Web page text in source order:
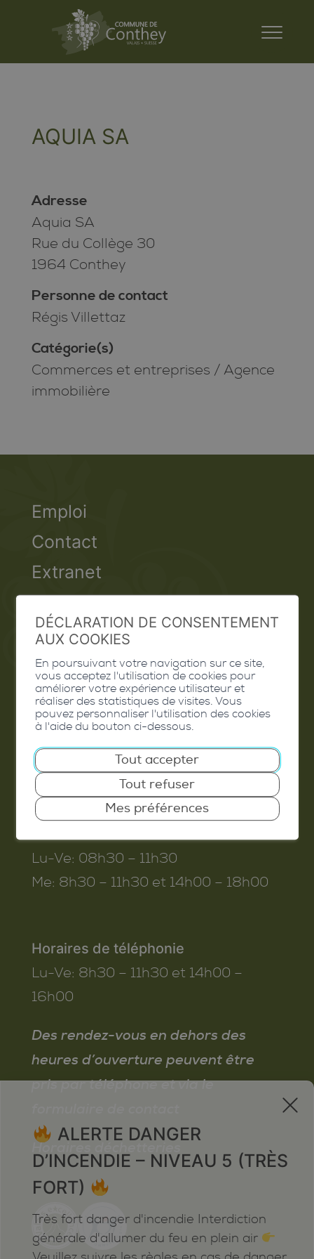
AQUIA SA
Adresse
Aquia SA
Rue du Collège 30
1964 Conthey
Personne de contact
Régis Villettaz
Catégorie(s)
Commerces et entreprises / Agence
immobilière
Emploi
Contact
Extranet
Valais Excellence
Commune de Conthey
Route de Savoie 54
1975 St-Séverin
T. 027 345 45 45
info@conthey.ch
Lu-Ve: 08h30 – 11h30
Me: 8h30 – 11h30 et 14h00 – 18h00
Horaires de téléphonie
Lu-Ve: 8h30 – 11h30 et 14h00 –
16h00
Des rendez-vous en dehors des
heures d’ouverture peuvent être
pris par téléphone et via le
Horaires déchetteries
x
ALERTE DANGER
D’INCENDIE – NIVEAU 5 (TRÈS
FORT)
Très fort danger d'incendie Interdiction
générale d'allumer du feu en plein air
DÉCLARATION DE CONSENTEMENT
AUX COOKIES
En poursuivant votre navigation sur ce site,
vous acceptez l'utilisation de cookies pour
améliorer votre expérience utilisateur et
réaliser des statistiques de visites. Vous
pouvez personnaliser l'utilisation des cookies
à l'aide du bouton ci-dessous.
Tout accepter
Tout refuser
Mes préférences